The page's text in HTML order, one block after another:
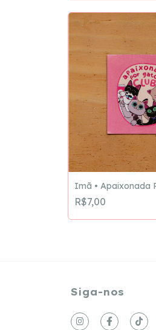
Imã • Apaixonada
R$7,00
Siga-nos